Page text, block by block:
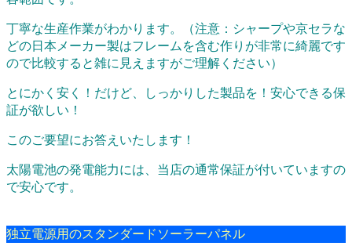
丁寧な生産作業がわかります。
（注意：シャープや京セラな
どの日本メーカー製はフレームを含む作りが非常に綺麗です
ので比較すると雑に見えますがご理解ください）
とにかく安く！だけど、しっかりした製品を！安心できる保
証が欲しい！
このご要望にお答えいたします！
太陽電池の発電能力には、当店の通常保証が付いていますの
で安心です。
独立電源用のスタンダードソーラーパネル